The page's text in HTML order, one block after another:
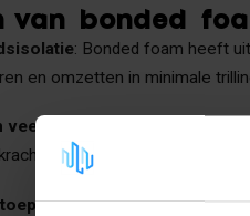
van bonded
: Bonded foam heeft
en omzetten in minimale
veerkracht
is. Het materiaal
: Bonded foam